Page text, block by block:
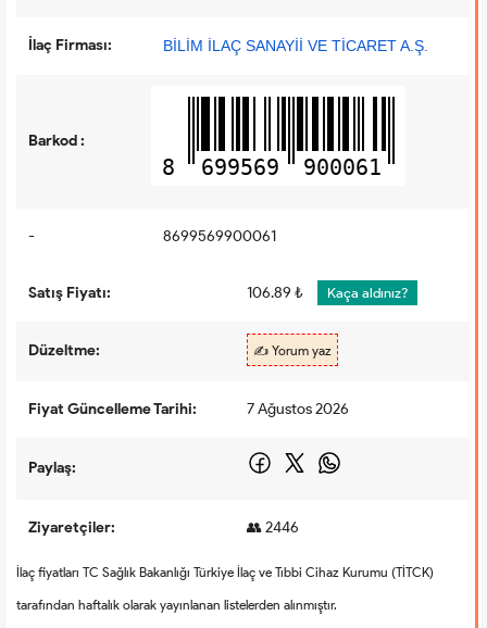
İlaç Firması: BİLİM İLAÇ SANAYİİ VE TİCARET A.Ş.
Barkod :
8 699569 900061
- 8699569900061
Satış Fiyatı: 106.89 ₺ Kaça aldınız?
Düzeltme: ✍️ Yorum yaz
Fiyat Güncelleme Tarihi: 7 Ağustos 2026
Paylaş:
Ziyaretçiler: 👥 2446
İlaç fiyatları TC Sağlık Bakanlığı Türkiye İlaç ve Tıbbi Cihaz Kurumu (TİTCK)
tarafından haftalık olarak yayınlanan listelerden alınmıştır.